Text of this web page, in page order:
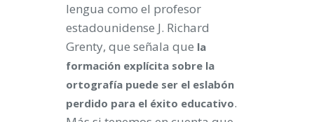
lengua como el profesor
estadounidense J. Richard
Grenty, que señala que la
formación explícita sobre la
ortografía puede ser el eslabón
perdido para el éxito educativo.